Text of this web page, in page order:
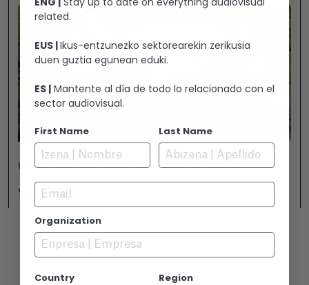
GAMBOA ZINEMALDIA EN VITORIA-GASTEIZ
Ver +
related.
EUS |Ikus-entzunezko sektorearekin zerikusia
duen guztia egunean eduki.
ES | Mantente al día de todo lo relacionado con el
sector audiovisual.
First Name Last Name
Email
Organization
Country Region